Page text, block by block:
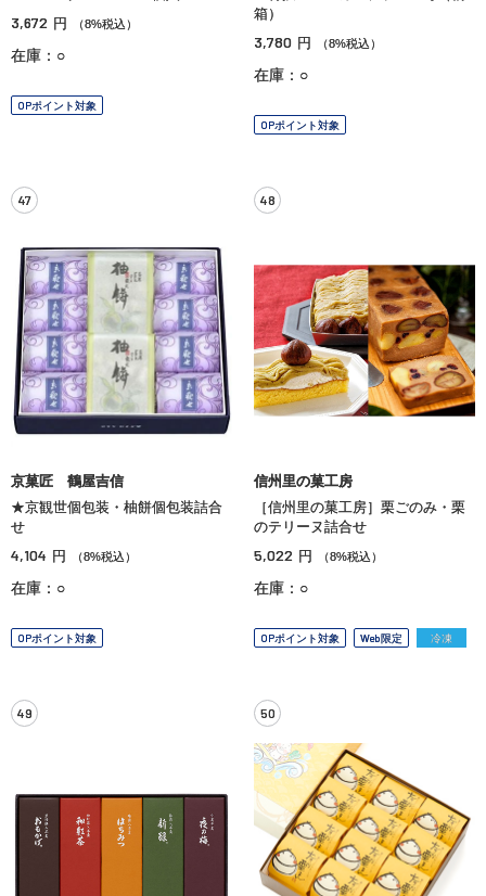
3,672 円 （8%税込）
在庫：○
OPポイント対象
箱）
3,780 円 （8%税込）
在庫：○
OPポイント対象
47
京菓匠 鶴屋吉信
★京観世個包装・柚餅個包装詰合
せ
4,104 円 （8%税込）
在庫：○
OPポイント対象
48
信州里の菓工房
［信州里の菓工房］栗ごのみ・栗
のテリーヌ詰合せ
5,022 円 （8%税込）
在庫：○
OPポイント対象 Web限定 冷凍
49 50